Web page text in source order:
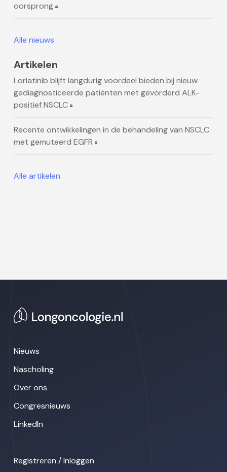
oorsprong
Alle nieuws
Artikelen
Lorlatinib blijft langdurig voordeel bieden bij nieuw
gediagnosticeerde patiënten met gevorderd ALK-
positief NSCLC
Recente ontwikkelingen in de behandeling van NSCLC
met gemuteerd EGFR
Alle artikelen
Nieuws
Nascholing
Over ons
Congresnieuws
LinkedIn
Registreren / Inloggen